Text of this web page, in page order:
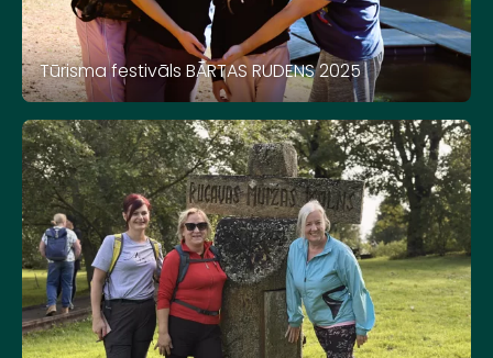
Tūrisma festivāls BĀRTAS RUDENS 2025